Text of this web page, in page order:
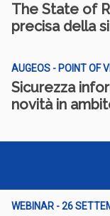
The State of
precisa della
AUGEOS - POINT OF
Sicurezza
novità in
WEBINAR - 26